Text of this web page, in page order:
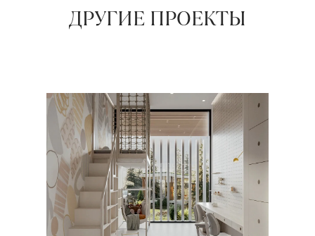
ДРУГИЕ ПРОЕКТЫ